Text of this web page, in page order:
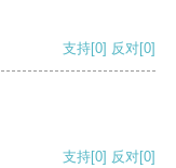
支持[0] 反对[0]
支持[0] 反对[0]